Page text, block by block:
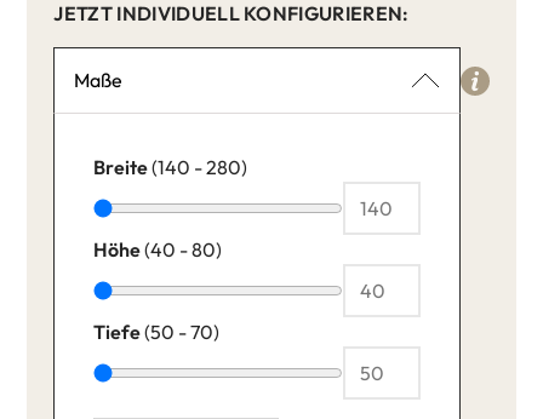
JETZT INDIVIDUELL KONFIGURIEREN:
Maße
Breite(140 - 280)
Höhe(40 - 80)
Tiefe(50 - 70)